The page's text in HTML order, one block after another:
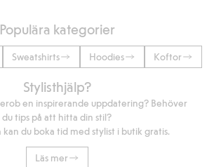
Populära kategorier
Sweatshirts Hoodies Koftor
Stylisthjälp?
en inspirerande uppdatering? Behöver
du tips på att hitta din stil?
kan du boka tid med stylist i butik gratis.
Läs mer